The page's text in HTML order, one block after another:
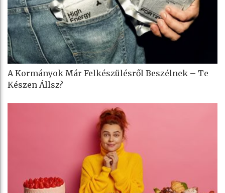
A Kormányok Már Felkészülésről Beszélnek – Te
Készen Állsz?